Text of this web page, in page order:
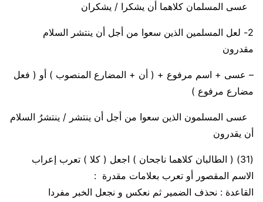
عسى المسلمان كلاهما أن يشكرا / يشكران
2- لعل المسلمين الذين سعوا من أجل أن ينتشر السلام
مقدرون
– عسى + اسم مرفوع + ( أن + المضارع المنصوب ) أو ( فعل
مضارع مرفوع )
عسى المسلمون الذين سعوا من أجل أن ينتشر / ينتشرُ السلام
أن يقدرون
(31)
( الطالبان كلاهما ناجحان ) اجعل ( كلا ) تعرب إعراب
الاسم المقصور أو تعرب بعلامات مقدرة :
القاعدة : نحذف الضمير ثم نعكس و نجعل الخبر مفردا